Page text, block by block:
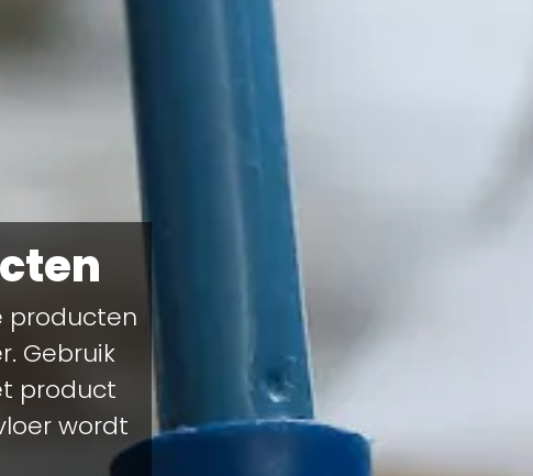
producten
Gebruik
product
wordt